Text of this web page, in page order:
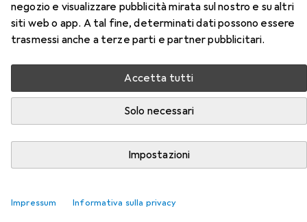
negozio e visualizzare pubblicità mirata sul nostro e su altri
siti web o app. A tal fine, determinati dati possono essere
trasmessi anche a terze parti e partner pubblicitari.
Accetta tutti
Solo necessari
Impostazioni
Impressum Informativa sulla privacy
Qui trovi accessori adatti per il prodotto Gedore
Cricchetto reversibile della categoria Chiave a bussola +
Rilevanza
Elenco dei prodotti